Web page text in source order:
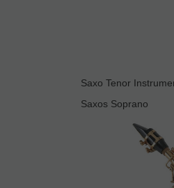
Saxo Tenor
Saxos Soprano